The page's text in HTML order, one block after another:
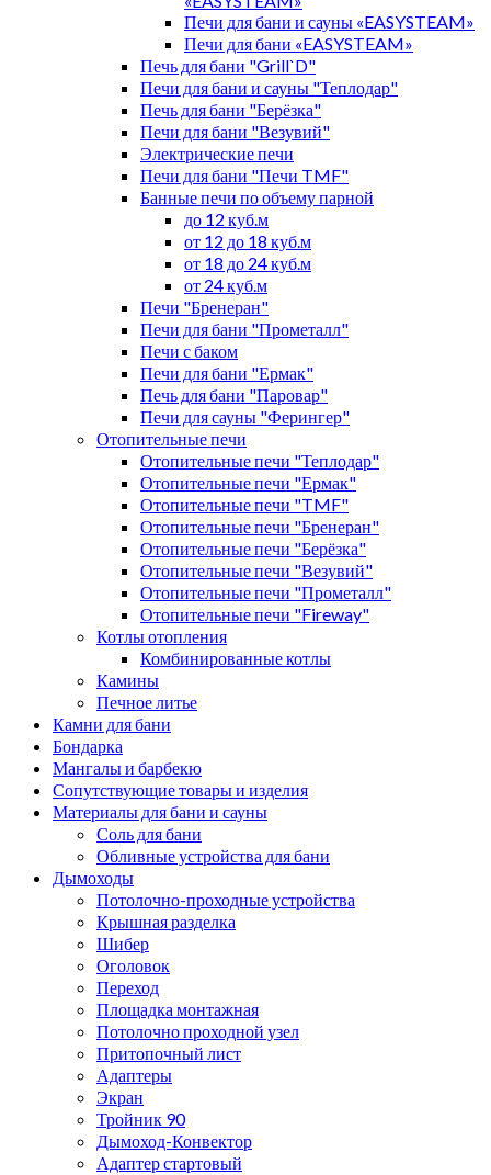
Печи для бани и сауны «EASYSTEAM»
Печи для бани «EASYSTEAM»
Печь для бани "Grill`D"
Печи для бани и сауны "Теплодар"
Печь для бани "Берёзка"
Печи для бани "Везувий"
Электрические печи
Печи для бани "Печи TMF"
Банные печи по объему парной
до 12 куб.м
от 12 до 18 куб.м
от 18 до 24 куб.м
от 24 куб.м
Печи "Бренеран"
Печи для бани "Прометалл"
Печи с баком
Печи для бани "Ермак"
Печь для бани "Паровар"
Печи для сауны "Ферингер"
Отопительные печи
Отопительные печи "Теплодар"
Отопительные печи "Ермак"
Отопительные печи "TMF"
Отопительные печи "Бренеран"
Отопительные печи "Берёзка"
Отопительные печи "Везувий"
Отопительные печи "Прометалл"
Отопительные печи "Fireway"
Котлы отопления
Комбинированные котлы
Камины
Печное литье
Камни для бани
Бондарка
Мангалы и барбекю
Сопутствующие товары и изделия
Материалы для бани и сауны
Соль для бани
Обливные устройства для бани
Дымоходы
Потолочно-проходные устройства
Крышная разделка
Шибер
Оголовок
Переход
Площадка монтажная
Потолочно проходной узел
Притопочный лист
Адаптеры
Экран
Тройник 90
Дымоход-Конвектор
Адаптер стартовый